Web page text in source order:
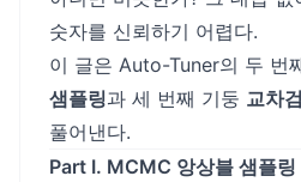
숫자를 신뢰하기 어렵다.
이 글은 Auto-Tuner의 두 번
샘플링과 세 번째 기둥 교차
풀어낸다.
Part I. MCMC 앙상블 샘플링